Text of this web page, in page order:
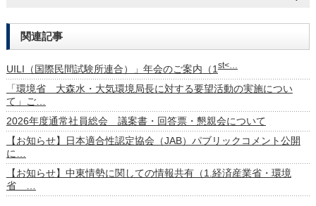
関連記事
UILI（国際民間試験所連合）」年会のご案内（1 st<…
「環境省 大森水・大気環境局長に対する要望活動の実施につい
て」ご…
2026年度通常社員総会 議案書・回答票・懇親会について
【お知らせ】日本適合性認定協会（JAB）パブリックコメント公開
に…
【お知らせ】中東情勢に関しての情報共有（1.経済産業省・環境
省 …